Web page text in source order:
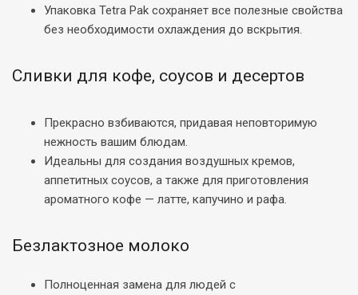
Упаковка Tetra Pak сохраняет все полезные свойства
без необходимости охлаждения до вскрытия.
Сливки для кофе, соусов и десертов
Прекрасно взбиваются, придавая неповторимую
нежность вашим блюдам.
Идеальны для создания воздушных кремов,
аппетитных соусов, а также для приготовления
ароматного кофе — латте, капучино и рафа.
Безлактозное молоко
Полноценная замена для людей с